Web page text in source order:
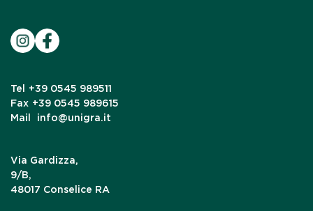
Tel
+39 0545 989511
Fax +39 0545 989615
Mail
info@unigra.it
Via Gardizza,
9/B,
48017 Conselice RA